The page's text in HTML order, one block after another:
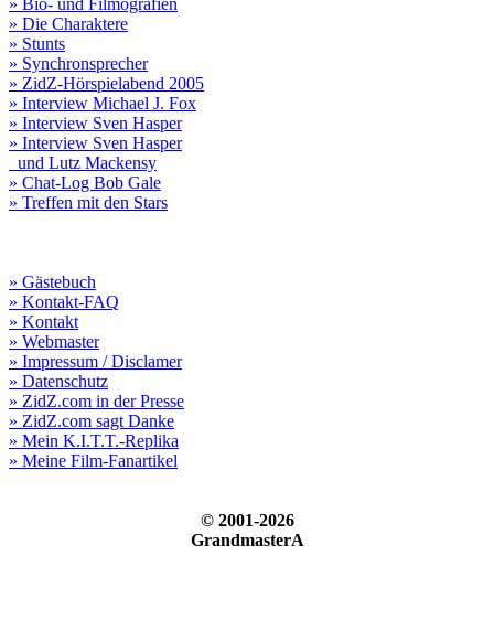
» Bio- und Filmografien
» Die Charaktere
» Stunts
» Synchronsprecher
» ZidZ-Hörspielabend 2005
» Interview Michael J. Fox
» Interview Sven Hasper
» Interview Sven Hasper
und Lutz Mackensy
» Chat-Log Bob Gale
» Treffen mit den Stars
» Gästebuch
» Kontakt-FAQ
» Kontakt
» Webmaster
» Impressum / Disclamer
» Datenschutz
» ZidZ.com in der Presse
» ZidZ.com sagt Danke
» Mein K.I.T.T.-Replika
» Meine Film-Fanartikel
© 2001-2026
GrandmasterA